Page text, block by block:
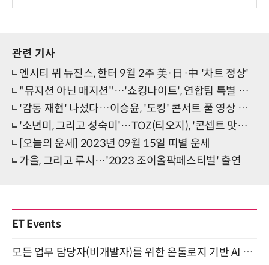
관련 기사
엔시티 뷔 뉴진스, 한터 9월 2주 美·日·中 '차트 정상'
"뮤지션 아닌 매지션"…'쇼킹나이트', 연합팀 특별 퍼포먼스 예고
'감동 재현' 나섰다…이승윤, '도킹' 콘서트 풀 영상 오픈
'소년미, 그리고 성숙미'…TOZ(티오지), '콘셉트 맛집' 입증
[오늘의 운세] 2023년 09월 15일 띠별 운세
가을, 그리고 루시…'2023 조이올팍페스티벌' 출연
ET Events
모든 업무 담당자(비개발자)를 위한 온톨로지 기반 AI 지식체계 설계 1-day 워크숍 8월 20일 개최